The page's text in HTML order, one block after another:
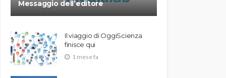
Messaggio dell’editore
Il viaggio di OggiScienza
finisce qui
1 mese fa